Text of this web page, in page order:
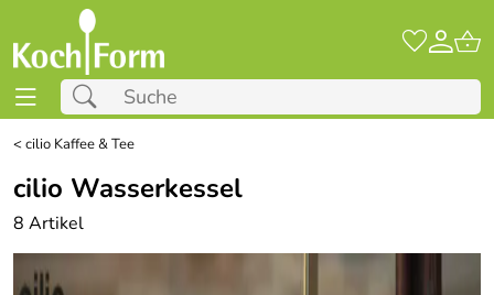
<cilio Kaffee & Tee
cilio Wasserkessel
8 Artikel